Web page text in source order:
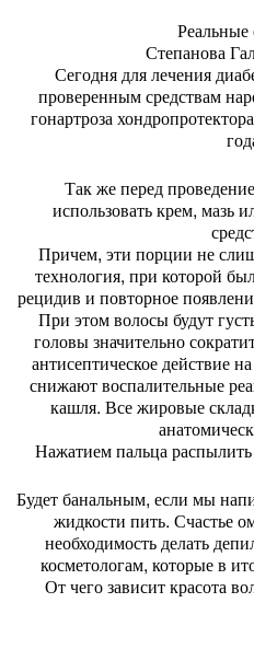
Степанова
Сегодня для лечения
проверенным средствам
гонартроза
Так же перед
использовать крем, мазь
Причем, эти порции не
технология, при которой
рецидив и повторное
При этом волосы будут
головы значительно
антисептическое действие
снижают воспалительные
кашля. Все жировые
Нажатием пальца
Будет банальным, если мы
жидкости пить. Счастье
необходимость делать
косметологам, которые в
От чего зависит красота